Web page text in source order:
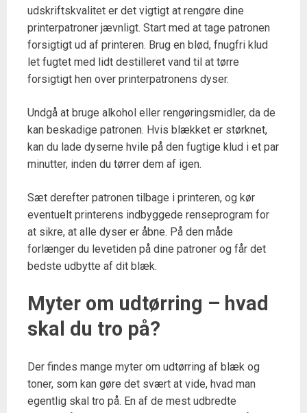
udskriftskvalitet er det vigtigt at rengøre dine
printerpatroner jævnligt. Start med at tage patronen
forsigtigt ud af printeren. Brug en blød, fnugfri klud
let fugtet med lidt destilleret vand til at tørre
forsigtigt hen over printerpatronens dyser.
Undgå at bruge alkohol eller rengøringsmidler, da de
kan beskadige patronen. Hvis blækket er størknet,
kan du lade dyserne hvile på den fugtige klud i et par
minutter, inden du tørrer dem af igen.
Sæt derefter patronen tilbage i printeren, og kør
eventuelt printerens indbyggede renseprogram for
at sikre, at alle dyser er åbne. På den måde
forlænger du levetiden på dine patroner og får det
bedste udbytte af dit blæk.
Myter om udtørring – hvad
skal du tro på?
Der findes mange myter om udtørring af blæk og
toner, som kan gøre det svært at vide, hvad man
egentlig skal tro på. En af de mest udbredte